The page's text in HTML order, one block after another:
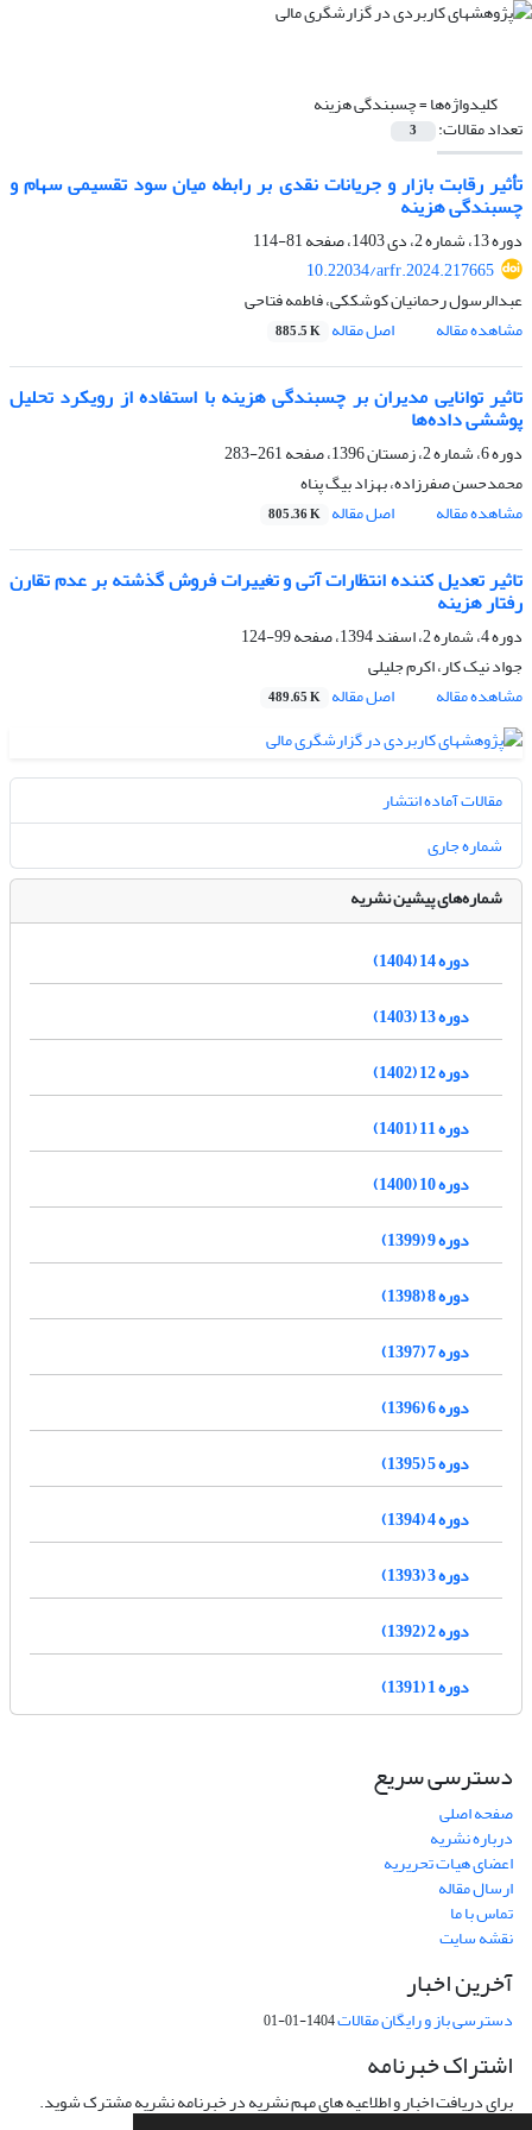
کلیدواژه‌ها =چسبندگی هزینه
تعداد مقالات: 3
تأثیر رقابت بازار و جریانات نقدی بر رابطه میان سود تقسیمی سهام و
چسبندگی هزینه
دوره 13، شماره 2، دی 1403، صفحه
81-114
10.22034/arfr.2024.217665
عبدالرسول رحمانیان کوشککی، فاطمه فتاحی
مشاهده مقاله
اصل مقاله 885.5 K
تاثیر توانایی مدیران بر چسبندگی هزینه با استفاده از رویکرد تحلیل
پوششی داده‌ها
دوره 6، شماره 2، زمستان 1396، صفحه
261-283
محمدحسن صفرزاده، بهزاد بیگ پناه
مشاهده مقاله
اصل مقاله 805.36 K
تاثیر تعدیل کننده انتظارات آتی و تغییرات فروش گذشته بر عدم تقارن
رفتار هزینه
دوره 4، شماره 2، اسفند 1394، صفحه
99-124
جواد نیک کار، اکرم جلیلی
مشاهده مقاله
اصل مقاله 489.65 K
مقالات آماده انتشار
شماره جاری
شماره‌های پیشین نشریه
دوره 14 (1404)
دوره 13 (1403)
دوره 12 (1402)
دوره 11 (1401)
دوره 10 (1400)
دوره 9 (1399)
دوره 8 (1398)
دوره 7 (1397)
دوره 6 (1396)
دوره 5 (1395)
دوره 4 (1394)
دوره 3 (1393)
دوره 2 (1392)
دوره 1 (1391)
دسترسی سریع
صفحه اصلی
درباره نشریه
اعضای هیات تحریریه
ارسال مقاله
تماس با ما
نقشه سایت
آخرین اخبار
دسترسی باز و رایگان مقالات1404-01-01
اشتراک خبرنامه
برای دریافت اخبار و اطلاعیه های مهم نشریه در خبرنامه نشریه مشترک شوید.